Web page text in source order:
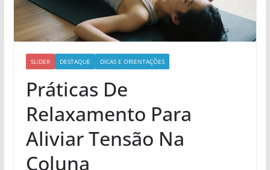
SLIDER DESTAQUE DICAS E ORIENTAÇÕES
Práticas De
Relaxamento Para
Aliviar Tensão Na
Coluna